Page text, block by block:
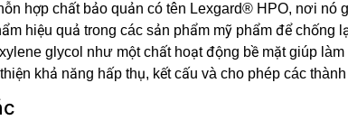
hợp chất bảo quản có tên Lexgard® HPO, nơi nó
hiệu quả trong các sản phẩm mỹ phẩm để
glycol như một chất hoạt động bề mặt giúp
khả năng hấp thụ, kết cấu và cho phép các